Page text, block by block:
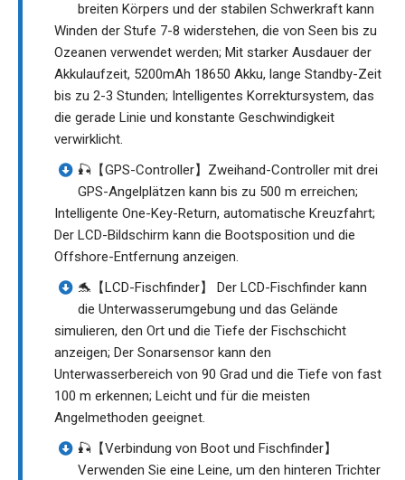
breiten Körpers und der stabilen Schwerkraft kann
Winden der Stufe 7-8 widerstehen, die von Seen bis zu
Ozeanen verwendet werden; Mit starker Ausdauer der
Akkulaufzeit, 5200mAh 18650 Akku, lange Standby-Zeit
bis zu 2-3 Stunden; Intelligentes Korrektursystem, das
die gerade Linie und konstante Geschwindigkeit
verwirklicht.
🎣【GPS-Controller】Zweihand-Controller mit drei
GPS-Angelplätzen kann bis zu 500 m erreichen;
Intelligente One-Key-Return, automatische Kreuzfahrt;
Der LCD-Bildschirm kann die Bootsposition und die
Offshore-Entfernung anzeigen.
🐬【LCD-Fischfinder】 Der LCD-Fischfinder kann
die Unterwasserumgebung und das Gelände
simulieren, den Ort und die Tiefe der Fischschicht
anzeigen; Der Sonarsensor kann den
Unterwasserbereich von 90 Grad und die Tiefe von fast
100 m erkennen; Leicht und für die meisten
Angelmethoden geeignet.
🎣【Verbindung von Boot und Fischfinder】
Verwenden Sie eine Leine, um den hinteren Trichter